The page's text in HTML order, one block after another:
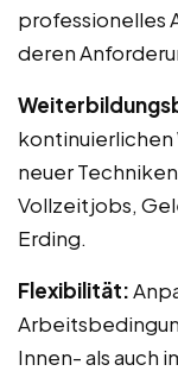
professionelles
deren
kontinuierlichen
neuer
Vollzeitjobs,
Erding.
Flexibilität:
Innen- als auch